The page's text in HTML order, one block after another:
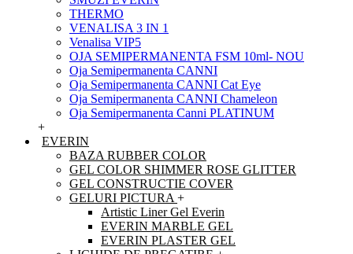
THERMO
VENALISA 3 IN 1
Venalisa VIP5
OJA SEMIPERMANENTA FSM 10ml- NOU
Oja Semipermanenta CANNI
Oja Semipermanenta CANNI Cat Eye
Oja Semipermanenta CANNI Chameleon
Oja Semipermanenta Canni PLATINUM
+
EVERIN
BAZA RUBBER COLOR
GEL COLOR SHIMMER ROSE GLITTER
GEL CONSTRUCTIE COVER
GELURI PICTURA +
Artistic Liner Gel Everin
EVERIN MARBLE GEL
EVERIN PLASTER GEL